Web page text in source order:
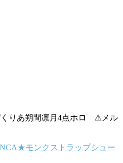
くりあ朔間凛月4点ホロ ⚠︎メル
モンクストラップシュー